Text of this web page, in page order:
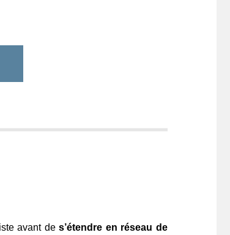
avant des’étendre en réseau de